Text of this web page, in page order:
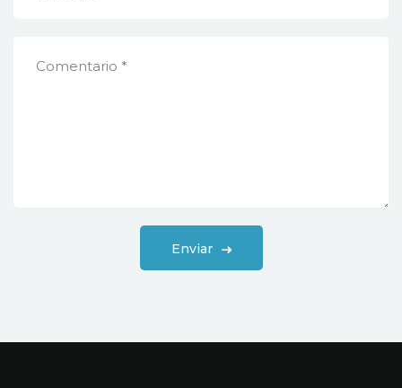
Enviar